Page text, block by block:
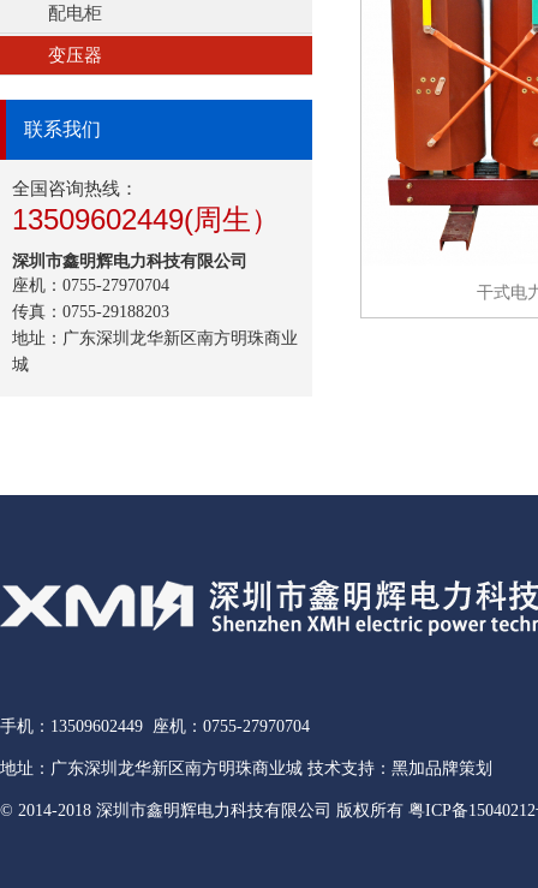
配电柜
变压器
联系我们
全国咨询热线：
13509602449(周生）
深圳市鑫明辉电力科技有限公司
座机：0755-27970704
传真：0755-29188203
地址：广东深圳龙华新区南方明珠商业
城
干式电
手机：13509602449 座机：0755-27970704
地址：广东深圳龙华新区南方明珠商业城 技术支持：黑加品牌策划
© 2014-2018 深圳市鑫明辉电力科技有限公司 版权所有 粤ICP备